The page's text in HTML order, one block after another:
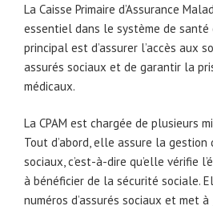
La Caisse Primaire d’Assurance
essentiel dans le système de santé
principal est d’assurer l’accès aux
assurés sociaux et de garantir la
médicaux.
La CPAM est chargée de plusieurs
Tout d’abord, elle assure la gestion
sociaux, c’est-à-dire qu’elle vérifie
à bénéficier de la sécurité sociale.
numéros d’assurés sociaux et met